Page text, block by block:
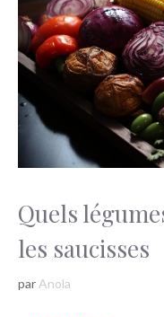
Quels
les saucisses
par Anola